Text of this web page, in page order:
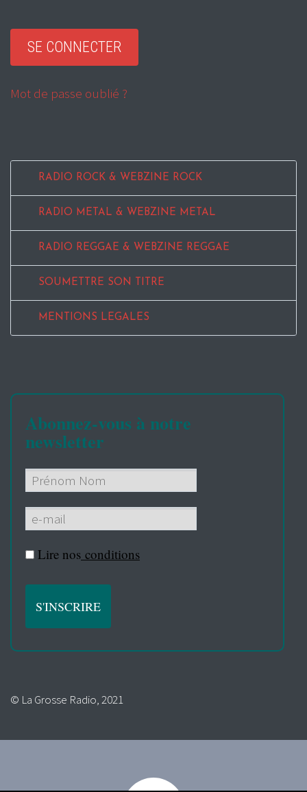
Mot de passe oublié ?
RADIO ROCK & WEBZINE ROCK
RADIO METAL & WEBZINE METAL
RADIO REGGAE & WEBZINE REGGAE
SOUMETTRE SON TITRE
MENTIONS LEGALES
Abonnez-vous à notre
newsletter
Lire nos conditions
© La Grosse Radio, 2021